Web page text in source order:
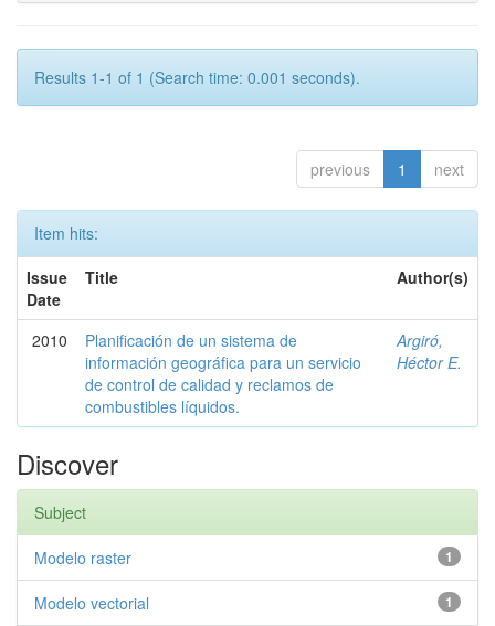
Results 1-1 of 1 (Search time: 0.001 seconds).
previous 1 next
Item hits:
Issue
Date
Title Author(s)
2010
Planificación de un sistema de
información geográfica para un servicio
de control de calidad y reclamos de
combustibles líquidos.
Argiró,
Héctor E.
Discover
Subject
1
Modelo raster
1
Modelo vectorial